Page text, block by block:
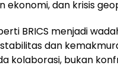
ekonomi, dan krisis
BRICS menjadi
dan
kolaborasi, bukan